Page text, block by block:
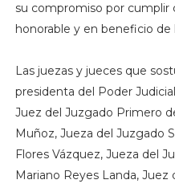
su compromiso por cumplir
honorable y en beneficio de
Las juezas y jueces que
presidenta del Poder
Juez del Juzgado Primero
Muñoz, Jueza del Juzgado
Flores Vázquez, Jueza del
Mariano Reyes Landa,